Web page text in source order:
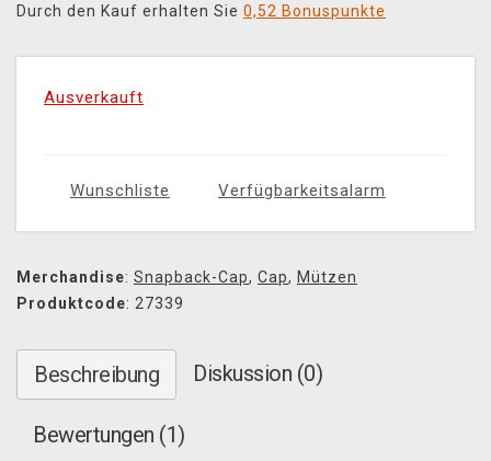
Durch den Kauf erhalten Sie 0,52 Bonuspunkte
Ausverkauft
Wunschliste Verfügbarkeitsalarm
Merchandise: Snapback-Cap, Cap, Mützen
Produktcode: 27339
Beschreibung Diskussion (0)
Bewertungen (1)